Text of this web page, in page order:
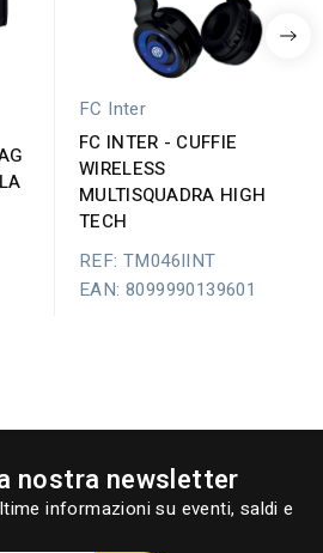
FC Inter
FC INTER - CUFFIE
WIRELESS
MULTISQUADRA HIGH
TECH
REF: TM046IINT
EAN: 8099990139601
nostra newsletter
informazioni su eventi, saldi e